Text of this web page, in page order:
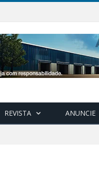
REVISTA ANUNCIE